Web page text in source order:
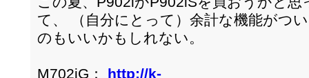
て、 （自分にとって）余計な機能がつ
のもいいかもしれない。
M702iG： http://k-